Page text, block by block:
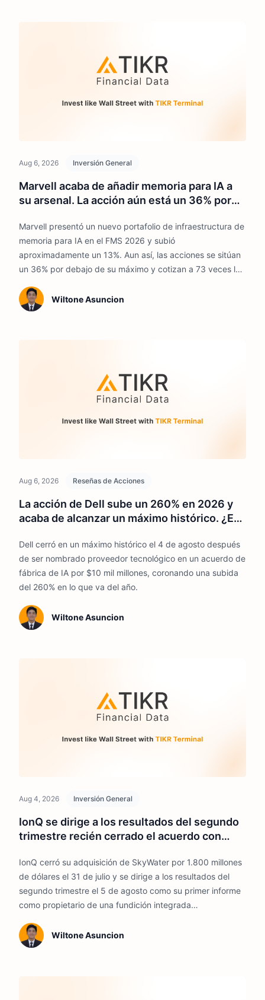
Aug 6, 2026 Inversión General
Marvell acaba de añadir memoria para IA a
su arsenal. La acción aún está un 36% por
Marvell presentó un nuevo portafolio de infraestructura de
memoria para IA en el FMS 2026 y subió
aproximadamente un 13%. Aun así, las acciones se sitúan
un 36% por debajo de su máximo y cotizan a 73 veces los
expansión cambia las cuentas.
Wiltone Asuncion
Aug 6, 2026 Reseñas de Acciones
La acción de Dell sube un 260% en 2026 y
acaba de alcanzar un máximo histórico. ¿Es
Dell cerró en un máximo histórico el 4 de agosto después
de ser nombrado proveedor tecnológico en un acuerdo de
fábrica de IA por $10 mil millones, coronando una subida
del 260% en lo que va del año.
Wiltone Asuncion
Aug 4, 2026 Inversión General
IonQ se dirige a los resultados del segundo
trimestre recién cerrado el acuerdo con
IonQ cerró su adquisición de SkyWater por 1.800 millones
de dólares el 31 de julio y se dirige a los resultados del
segundo trimestre el 5 de agosto como su primer informe
como propietario de una fundición integrada
Wiltone Asuncion